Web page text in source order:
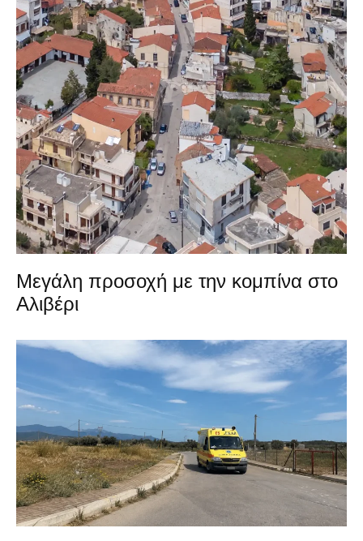
Μεγάλη προσοχή με την κομπίνα στο
Αλιβέρι